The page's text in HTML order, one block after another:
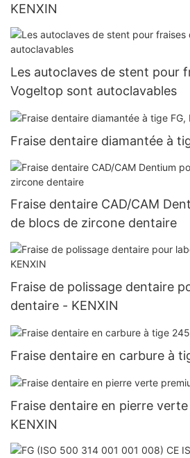
KENXIN
Les autoclaves de stent pour
Vogeltop sont autoclavables
Fraise dentaire diamantée à
Fraise dentaire CAD/CAM
de blocs de zircone dentaire
Fraise de polissage dentaire
dentaire - KENXIN
Fraise dentaire en carbure à
Fraise dentaire en pierre
KENXIN